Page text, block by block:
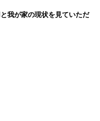
我が家の現状を見ていただ